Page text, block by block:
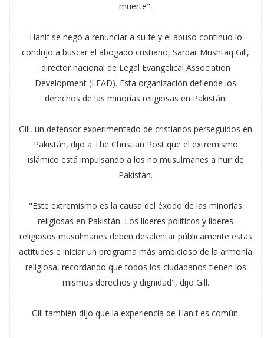
muerte".
Hanif se negó a renunciar a su fe y el abuso continuo lo
condujo a buscar el abogado cristiano, Sardar Mushtaq Gill,
director nacional de Legal Evangelical Association
Development (LEAD). Esta organización defiende los
derechos de las minorías religiosas en Pakistán.
Gill, un defensor experimentado de cristianos perseguidos en
Pakistán, dijo a The Christian Post que el extremismo
islámico está impulsando a los no musulmanes a huir de
Pakistán.
"Este extremismo es la causa del éxodo de las minorías
religiosas en Pakistán. Los líderes políticos y líderes
religiosos musulmanes deben desalentar públicamente estas
actitudes e iniciar un programa más ambicioso de la armonía
religiosa, recordando que todos los ciudadanos tienen los
mismos derechos y dignidad", dijo Gill.
Gill también dijo que la experiencia de Hanif es común.